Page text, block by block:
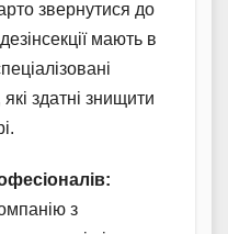
звернутися до
мають в
здатні знищити
з